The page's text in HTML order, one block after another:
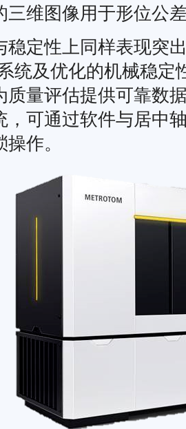
三维图像用于形位公
稳定性上同样表现突
统及优化的机械稳定
质量评估提供可靠数
，可通过软件与居中
作。